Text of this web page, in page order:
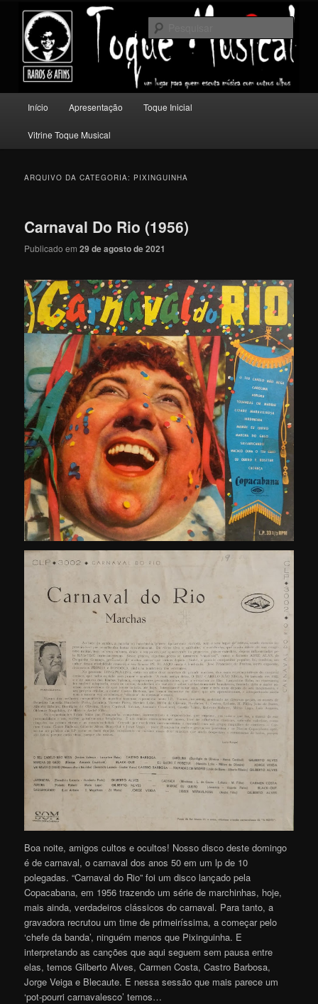
conteúdo
principal
conteúdo
secundário
Toque Musical
Um lugar para quem escuta música com outros olhos.
principal
Início Apresentação Toque Inicial
Vitrine Toque Musical
ARQUIVO DA CATEGORIA: PIXINGUINHA
Carnaval Do Rio (1956)
Publicado em29 de agosto de 2021
Boa noite, amigos cultos e ocultos! Nosso disco deste domingo
é de carnaval, o carnaval dos anos 50 em um lp de 10
polegadas. “Carnaval do Rio” foi um disco lançado pela
Copacabana, em 1956 trazendo um série de marchinhas, hoje,
mais ainda, verdadeiros clássicos do carnaval. Para tanto, a
gravadora recrutou um time de primeiríssima, a começar pelo
‘chefe da banda’, ninguém menos que Pixinguinha. E
interpretando as canções que aqui seguem sem pausa entre
elas, temos Gilberto Alves, Carmen Costa, Castro Barbosa,
Jorge Veiga e Blecaute. E nessa sessão que mais parece um
‘pot-pourri carnavalesco’ temos…